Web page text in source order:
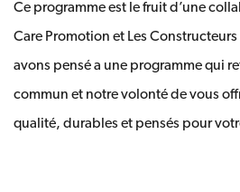
Ce programme est le fruit d’une
Care Promotion et Les
avons pensé a une programme qui
commun et notre volonté de vous
qualité, durables et pensés pour